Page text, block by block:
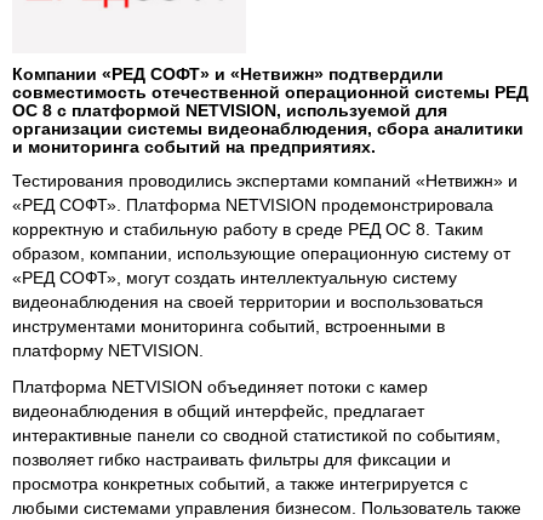
Компании «РЕД СОФТ» и «Нетвижн» подтвердили
совместимость отечественной операционной системы РЕД
ОС 8 с платформой NETVISION, используемой для
организации системы видеонаблюдения, сбора аналитики
и мониторинга событий на предприятиях.
Тестирования проводились экспертами компаний «Нетвижн» и
«РЕД СОФТ». Платформа NETVISION продемонстрировала
корректную и стабильную работу в среде РЕД ОС 8. Таким
образом, компании, использующие операционную систему от
«РЕД СОФТ», могут создать интеллектуальную систему
видеонаблюдения на своей территории и воспользоваться
инструментами мониторинга событий, встроенными в
платформу NETVISION.
Платформа NETVISION объединяет потоки с камер
видеонаблюдения в общий интерфейс, предлагает
интерактивные панели со сводной статистикой по событиям,
позволяет гибко настраивать фильтры для фиксации и
просмотра конкретных событий, а также интегрируется с
любыми системами управления бизнесом. Пользователь также